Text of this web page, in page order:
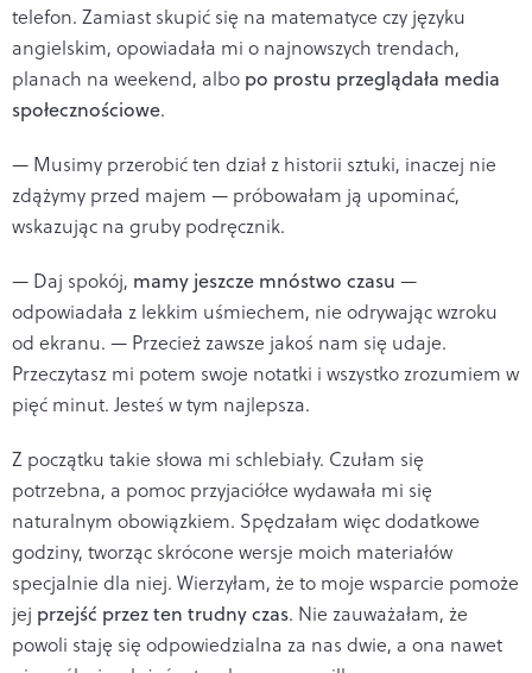
telefon. Zamiast skupić się na matematyce czy języku
angielskim, opowiadała mi o najnowszych trendach,
planach na weekend, albo po prostu przeglądała media
społecznościowe.
— Musimy przerobić ten dział z historii sztuki, inaczej nie
zdążymy przed majem — próbowałam ją upominać,
wskazując na gruby podręcznik.
— Daj spokój, mamy jeszcze mnóstwo czasu —
odpowiadała z lekkim uśmiechem, nie odrywając wzroku
od ekranu. — Przecież zawsze jakoś nam się udaje.
Przeczytasz mi potem swoje notatki i wszystko zrozumiem w
pięć minut. Jesteś w tym najlepsza.
Z początku takie słowa mi schlebiały. Czułam się
potrzebna, a pomoc przyjaciółce wydawała mi się
naturalnym obowiązkiem. Spędzałam więc dodatkowe
godziny, tworząc skrócone wersje moich materiałów
specjalnie dla niej. Wierzyłam, że to moje wsparcie pomoże
jej przejść przez ten trudny czas. Nie zauważałam, że
powoli staję się odpowiedzialna za nas dwie, a ona nawet